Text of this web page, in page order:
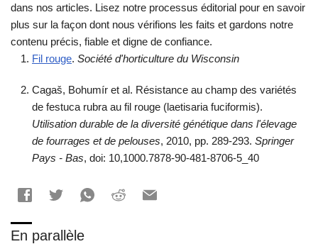
dans nos articles. Lisez notre processus éditorial pour en savoir
plus sur la façon dont nous vérifions les faits et gardons notre
contenu précis, fiable et digne de confiance.
Fil rouge. Société d'horticulture du Wisconsin
Cagaš, Bohumír et al. Résistance au champ des variétés
de festuca rubra au fil rouge (laetisaria fuciformis).
Utilisation durable de la diversité génétique dans l'élevage
de fourrages et de pelouses, 2010, pp. 289-293. Springer
Pays - Bas, doi: 10,1000.7878-90-481-8706-5_40
En parallèle